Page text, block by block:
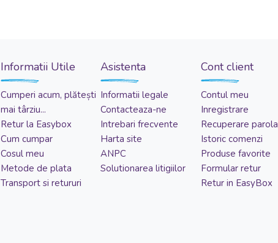
Informatii Utile
Cumperi acum, plătești
mai târziu...
Retur la Easybox
Cum cumpar
Cosul meu
Metode de plata
Transport si retururi
Asistenta
Informatii legale
Contacteaza-ne
Intrebari frecvente
Harta site
ANPC
Solutionarea litigiilor
Cont client
Contul meu
Inregistrare
Recuperare parola
Istoric comenzi
Produse favorite
Formular retur
Retur in EasyBox